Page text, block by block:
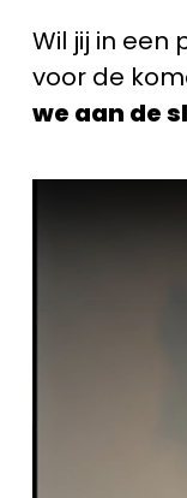
Wil jij in een
voor de
we aan de